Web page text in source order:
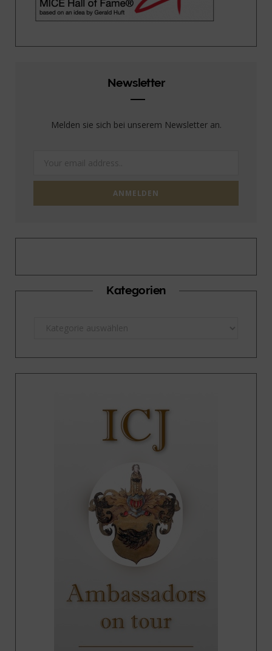
Newsletter
Melden sie sich bei unserem Newsletter an.
Kategorien